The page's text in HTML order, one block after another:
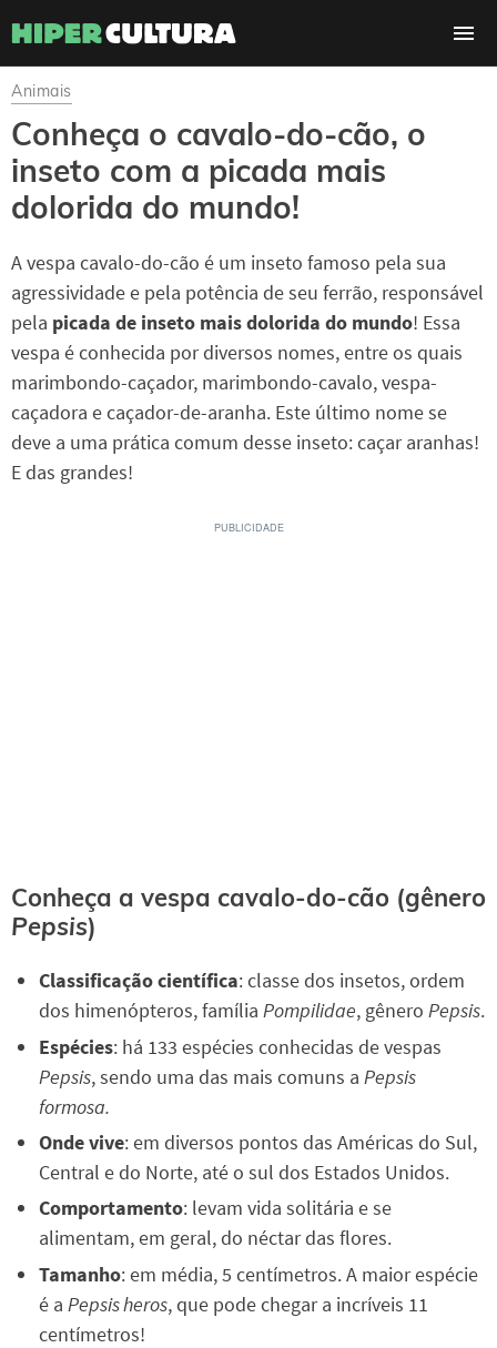
Animais
Conheça o cavalo-do-cão, o
inseto com a picada mais
dolorida do mundo!
A vespa cavalo-do-cão é um inseto famoso pela sua
agressividade e pela potência de seu ferrão, responsável
pela picada de inseto mais dolorida do mundo! Essa
vespa é conhecida por diversos nomes, entre os quais
marimbondo-caçador, marimbondo-cavalo, vespa-
caçadora e caçador-de-aranha. Este último nome se
deve a uma prática comum desse inseto: caçar aranhas!
E das grandes!
Conheça a vespa cavalo-do-cão (gênero
Pepsis)
Classificação científica: classe dos insetos, ordem
dos himenópteros, família Pompilidae, gênero Pepsis.
Espécies: há 133 espécies conhecidas de vespas
Pepsis, sendo uma das mais comuns a Pepsis
formosa.
Onde vive: em diversos pontos das Américas do Sul,
Central e do Norte, até o sul dos Estados Unidos.
Comportamento: levam vida solitária e se
alimentam, em geral, do néctar das flores.
Tamanho: em média, 5 centímetros. A maior espécie
é a Pepsis heros, que pode chegar a incríveis 11
centímetros!